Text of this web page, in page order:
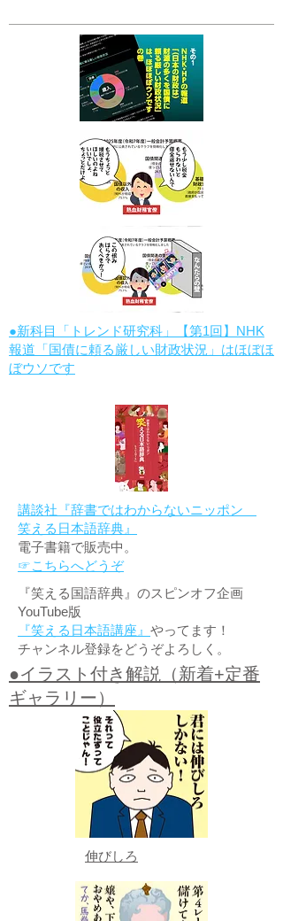
●新科目「トレンド研究科」【第1回】NHK
報道「国債に頼る厳しい財政状況」はほぼほ
ぼウソです
講談社『辞書ではわからないニッポン
笑える日本語辞典』
電子書籍で販売中。
☞こちらへどうぞ
『笑える国語辞典』のスピンオフ企画
YouTube版
『笑える日本語講座』 やってます！
チャンネル登録をどうぞよろしく。
●イラスト付き解説（新着+定番
ギャラリー）
伸びしろ